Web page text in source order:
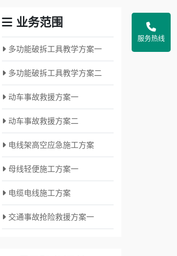
业务范围
多功能破拆工具教学方案一
多功能破拆工具教学方案二
动车事故救援方案一
动车事故救援方案二
电线架高空应急施工方案
母线轻便施工方案一
电缆电线施工方案
交通事故抢险救援方案一
服务热线